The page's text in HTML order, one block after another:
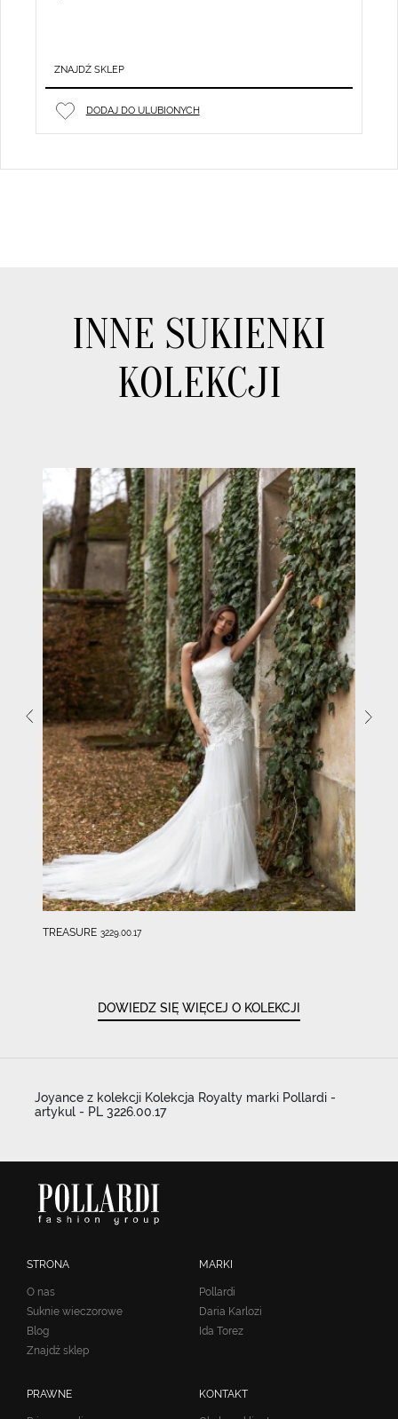
ZNAJDŹ SKLEP
DODAJ DO ULUBIONYCH
INNE SUKIENKI
KOLEKCJI
TREASURE 3229.00.17
DOWIEDZ SIĘ WIĘCEJ O KOLEKCJI
Joyance z kolekcji Kolekcja Royalty marki Pollardi -
artykul - PL 3226.00.17
STRONA
O nas
Suknie wieczorowe
Blog
Znajdź sklep
MARKI
Pollardi
Daria Karlozi
Ida Torez
PRAWNE KONTAKT